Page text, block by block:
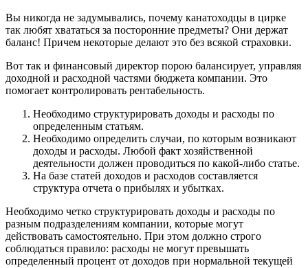
Вы никогда не задумывались, почему канатоходцы в цирке
так любят хвататься за посторонние предметы? Они держат
баланс! Причем некоторые делают это без всякой страховки.
Вот так и финансовый директор порою балансирует, управляя
доходной и расходной частями бюджета компании. Это
помогает контролировать рентабельность.
Необходимо структурировать доходы и расходы по
определенным статьям.
Необходимо определить случаи, по которым возникают
доходы и расходы. Любой факт хозяйственной
деятельности должен проводиться по какой-либо статье.
На базе статей доходов и расходов составляется
структура отчета о прибылях и убытках.
Необходимо четко структурировать доходы и расходы по
разным подразделениям компании, которые могут
действовать самостоятельно. При этом должно строго
соблюдаться правило: расходы не могут превышать
определенный процент от доходов при нормальной текущей